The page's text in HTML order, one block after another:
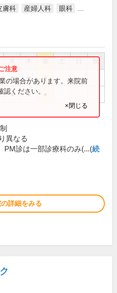
膚科 産婦人科 眼科
祝
● ● ●
● ●
の場合があります。来院前
ください。
×閉じる
異なる
PM診は一部診療科のみ(...(続
詳細をみる